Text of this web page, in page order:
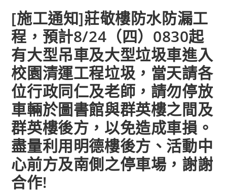
[施工通知]莊敬樓防水防漏工
程，預計8/24（四）0830起
有大型吊車及大型垃圾車進入
校園清運工程垃圾，當天請各
位行政同仁及老師，請勿停放
車輛於圖書館與群英樓之間及
群英樓後方，以免造成車損。
盡量利用明德樓後方、活動中
心前方及南側之停車場，謝謝
合作!